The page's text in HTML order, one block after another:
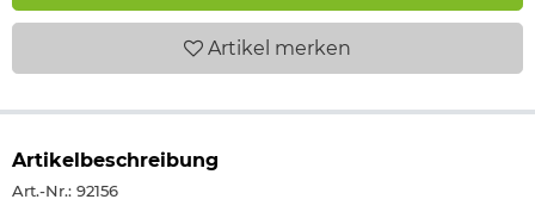
Artikel merken
Artikelbeschreibung
Art.-Nr.: 92156